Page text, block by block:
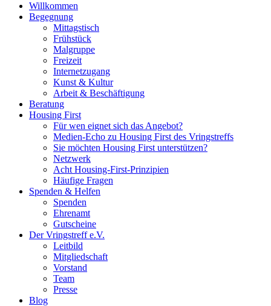
Willkommen
Begegnung
Mittagstisch
Frühstück
Malgruppe
Freizeit
Internetzugang
Kunst & Kultur
Arbeit & Beschäftigung
Beratung
Housing First
Für wen eignet sich das Angebot?
Medien-Echo zu Housing First des Vringstreffs
Sie möchten Housing First unterstützen?
Netzwerk
Acht Housing-First-Prinzipien
Häufige Fragen
Spenden & Helfen
Spenden
Ehrenamt
Gutscheine
Der Vringstreff e.V.
Leitbild
Mitgliedschaft
Vorstand
Team
Presse
Blog